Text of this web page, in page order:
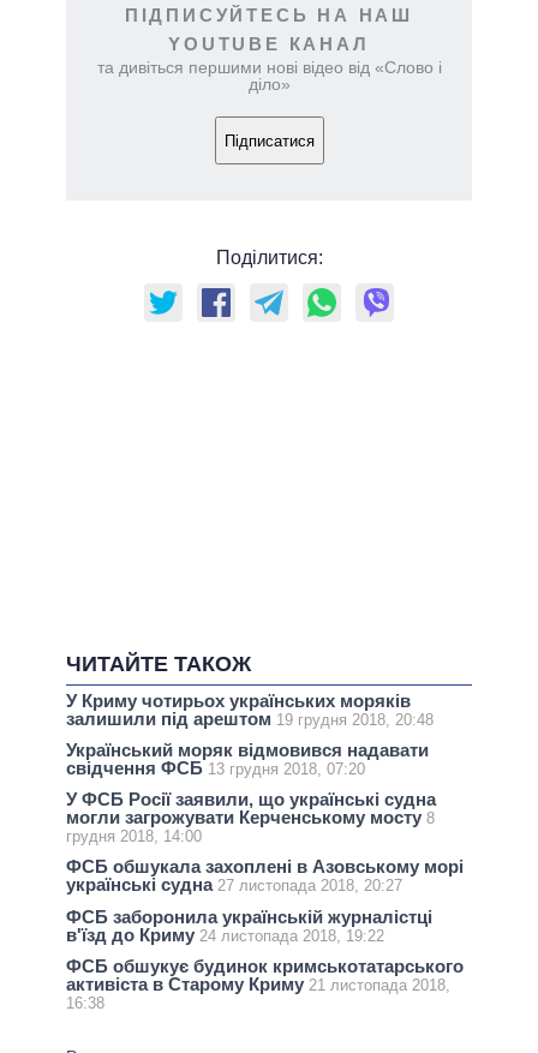
ПІДПИСУЙТЕСЬ НА НАШ
YOUTUBE КАНАЛ
та дивіться першими нові відео від «Слово і
діло»
Підписатися
Поділитися:
ЧИТАЙТЕ ТАКОЖ
У Криму чотирьох українських моряків
залишили під арештом 19 грудня 2018, 20:48
Український моряк відмовився надавати
свідчення ФСБ 13 грудня 2018, 07:20
У ФСБ Росії заявили, що українські судна
могли загрожувати Керченському мосту 8
грудня 2018, 14:00
ФСБ обшукала захоплені в Азовському морі
українські судна 27 листопада 2018, 20:27
ФСБ заборонила українській журналістці
в'їзд до Криму 24 листопада 2018, 19:22
ФСБ обшукує будинок кримськотатарського
активіста в Старому Криму 21 листопада 2018,
16:38